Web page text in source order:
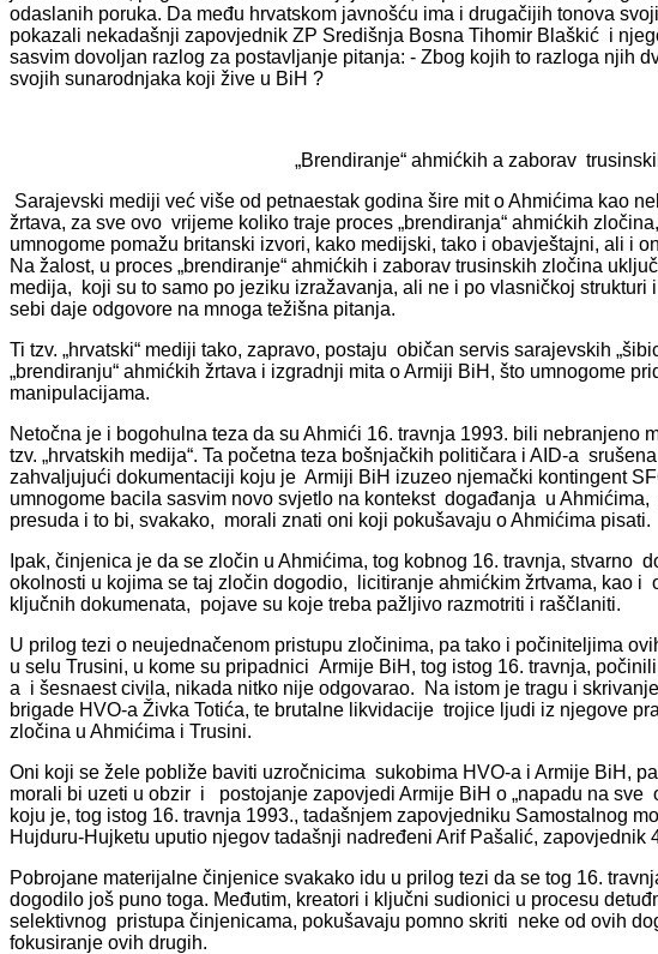
odaslanih poruka. Da među hrvatskom javnošću ima i drugačijih tonova
pokazali nekadašnji zapovjednik ZP Središnja Bosna Tihomir Blaškić i
sasvim dovoljan razlog za postavljanje pitanja: - Zbog kojih to razloga njih
svojih sunarodnjaka koji žive u BiH ?
„Brendiranje“ ahmićkih a zaborav
Sarajevski mediji već više od petnaestak godina šire mit o Ahmićima kao
žrtava, za sve ovo vrijeme koliko traje proces „brendiranja“ ahmićkih
umnogome pomažu britanski izvori, kako medijski, tako i obavještajni, ali i
Na žalost, u proces „brendiranje“ ahmićkih i zaborav trusinskih zločina
medija, koji su to samo po jeziku izražavanja, ali ne i po vlasničkoj strukturi
sebi daje odgovore na mnoga težišna pitanja.
Ti tzv. „hrvatski“ mediji tako, zapravo, postaju običan servis sarajevskih
„brendiranju“ ahmićkih žrtava i izgradnji mita o Armiji BiH, što umnogome
manipulacijama.
Netočna je i bogohulna teza da su Ahmići 16. travnja 1993. bili nebranjeno
tzv. „hrvatskih medija“. Ta početna teza bošnjačkih političara i AID-a
zahvaljujući dokumentaciji koju je Armiji BiH izuzeo njemački kontingent
umnogome bacila sasvim novo svjetlo na kontekst događanja u
presuda i to bi, svakako, morali znati oni koji pokušavaju o Ahmićima pisati.
Ipak, činjenica je da se zločin u Ahmićima, tog kobnog 16. travnja, stvarno
okolnosti u kojima se taj zločin dogodio, licitiranje ahmićkim žrtvama, kao i
ključnih dokumenata, pojave su koje treba pažljivo razmotriti i raščlaniti.
U prilog tezi o neujednačenom pristupu zločinima, pa tako i počiniteljima
u selu Trusini, u kome su pripadnici Armije BiH, tog istog 16. travnja,
a i šesnaest civila, nikada nitko nije odgovarao. Na istom je tragu i
brigade HVO-a Živka Totića, te brutalne likvidacije trojice ljudi iz njegove
zločina u Ahmićima i Trusini.
Oni koji se žele pobliže baviti uzročnicima sukobima HVO-a i Armije BiH,
morali bi uzeti u obzir i postojanje zapovjedi Armije BiH o „napadu na sve
koju je, tog istog 16. travnja 1993., tadašnjem zapovjedniku Samostalnog
Hujduru-Hujketu uputio njegov tadašnji nadređeni Arif Pašalić, zapovjednik
Pobrojane materijalne činjenice svakako idu u prilog tezi da se tog 16.
dogodilo još puno toga. Međutim, kreatori i ključni sudionici u procesu
selektivnog pristupa činjenicama, pokušavaju pomno skriti neke od ovih
fokusiranje ovih drugih.